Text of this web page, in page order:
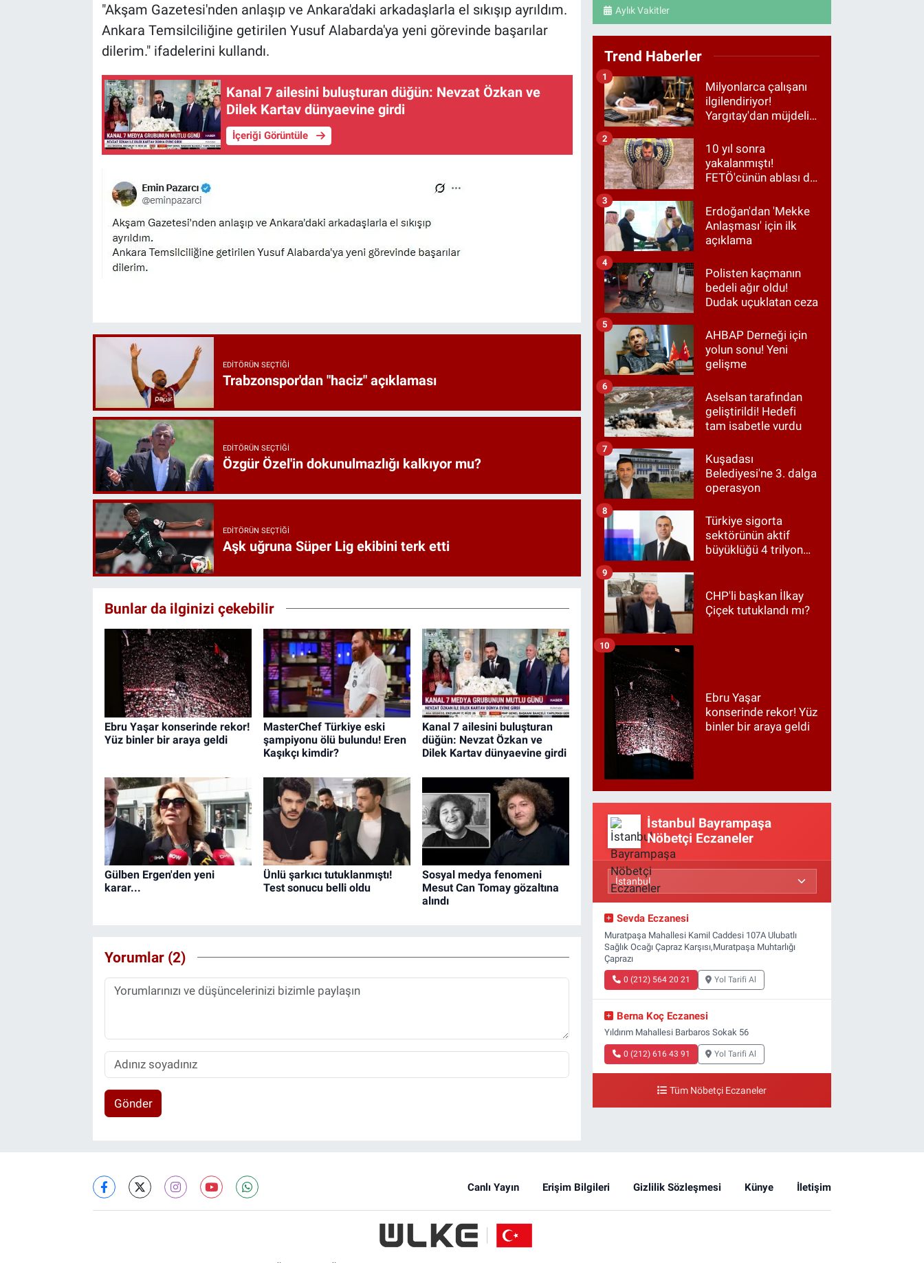
"Akşam Gazetesi'nden anlaşıp ve Ankara'daki arkadaşlarla el sıkışıp ayrıldım.
Ankara Temsilciliğine getirilen Yusuf Alabarda'ya yeni görevinde başarılar
dilerim." ifadelerini kullandı.
Kanal 7 ailesini buluşturan düğün: Nevzat Özkan ve
Dilek Kartav dünyaevine girdi
İçeriği Görüntüle
EDITÖRÜN SEÇTIĞI
Trabzonspor'dan "haciz" açıklaması
EDITÖRÜN SEÇTIĞI
Özgür Özel'in dokunulmazlığı kalkıyor mu?
EDITÖRÜN SEÇTIĞI
Aşk uğruna Süper Lig ekibini terk etti
Bunlar da ilginizi çekebilir
Ebru Yaşar konserinde rekor!
Yüz binler bir araya geldi
MasterChef Türkiye eski
şampiyonu ölü bulundu! Eren
Kaşıkçı kimdir?
Kanal 7 ailesini buluşturan
düğün: Nevzat Özkan ve
Dilek Kartav dünyaevine girdi
Gülben Ergen'den yeni
karar...
Ünlü şarkıcı tutuklanmıştı!
Test sonucu belli oldu
Sosyal medya fenomeni
Mesut Can Tomay gözaltına
alındı
Yorumlar (2)
Gönder
Aylık Vakitler
Trend Haberler
Milyonlarca çalışanı
ilgilendiriyor!
Yargıtay'dan müjdeli
1
10 yıl sonra
yakalanmıştı!
FETÖ'cünün ablası da
2
Erdoğan'dan 'Mekke
Anlaşması' için ilk
açıklama
3
Polisten kaçmanın
bedeli ağır oldu!
Dudak uçuklatan ceza
4
AHBAP Derneği için
yolun sonu! Yeni
gelişme
5
Aselsan tarafından
geliştirildi! Hedefi
tam isabetle vurdu
6
Kuşadası
Belediyesi'ne 3. dalga
operasyon
7
Türkiye sigorta
sektörünün aktif
büyüklüğü 4 trilyon
8
CHP'li başkan İlkay
Çiçek tutuklandı mı?
9
Ebru Yaşar
konserinde rekor! Yüz
binler bir araya geldi
10
İstanbul Bayrampaşa
Nöbetçi Eczaneler
Sevda Eczanesi
Muratpaşa Mahallesi Kamil Caddesi 107A Ulubatlı
Sağlık Ocağı Çapraz Karşısı,Muratpaşa Muhtarlığı
Çaprazı
0 (212) 564 20 21 Yol Tarifi Al
Berna Koç Eczanesi
Yıldırım Mahallesi Barbaros Sokak 56
0 (212) 616 43 91 Yol Tarifi Al
Tüm Nöbetçi Eczaneler
Canlı Yayın Erişim Bilgileri Gizlilik Sözleşmesi Künye İletişim